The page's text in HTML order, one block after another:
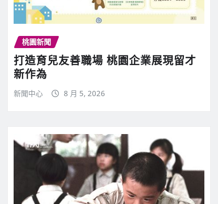
桃園新聞
打造育兒友善職場 桃園企業展現留才
新作為
新聞中心 8 月 5, 2026